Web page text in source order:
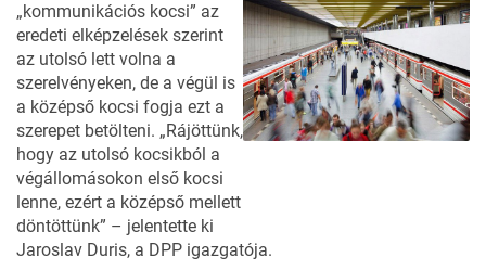
„kommunikációs kocsi” az
eredeti elképzelések szerint
az utolsó lett volna a
szerelvényeken, de a végül is
a középső kocsi fogja ezt a
szerepet betölteni. „Rájöttünk,
hogy az utolsó kocsikból a
végállomásokon első kocsi
lenne, ezért a középső mellett
döntöttünk” – jelentette ki
Jaroslav Duris, a DPP igazgatója.